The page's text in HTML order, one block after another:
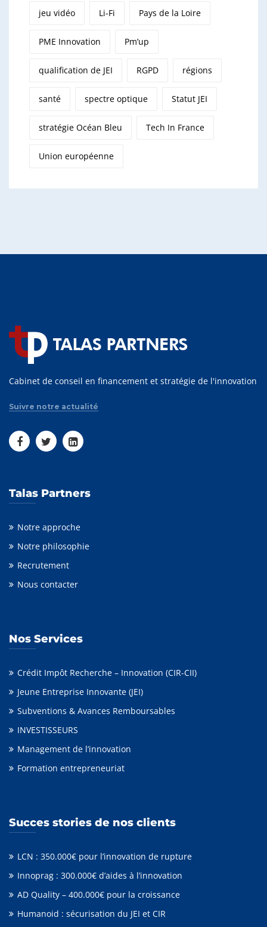
jeu vidéo Li-Fi Pays de la Loire
PME Innovation Pm’up
qualification de JEI RGPD régions
santé spectre optique Statut JEI
stratégie Océan Bleu Tech In France
Union européenne
Cabinet de conseil en financement et stratégie de l'innovation
Suivre notre actualité
Talas Partners
Notre approche
Notre philosophie
Recrutement
Nous contacter
Nos Services
Crédit Impôt Recherche – Innovation (CIR-CII)
Jeune Entreprise Innovante (JEI)
Subventions & Avances Remboursables
INVESTISSEURS
Management de l’innovation
Formation entrepreneuriat
Succes stories de nos clients
LCN : 350.000€ pour l’innovation de rupture
Innoprag : 300.000€ d’aides à l’innovation
AD Quality – 400.000€ pour la croissance
Humanoid : sécurisation du JEI et CIR